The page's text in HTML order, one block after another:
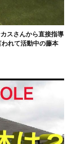
スさんから直接指導
れて活動中の藤本